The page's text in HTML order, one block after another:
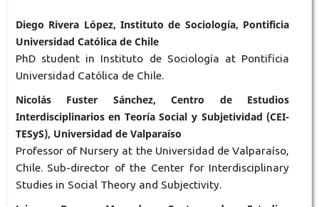
Diego Rivera López, Instituto de Sociología, Pontificia
Universidad Católica de Chile
PhD student in Instituto de Sociología at Pontificia
Universidad Católica de Chile.
Nicolás Fuster Sánchez, Centro de Estudios
Interdisciplinarios en Teoría Social y Subjetividad (CEI-
TESyS), Universidad de Valparaíso
Professor of Nursery at the Universidad de Valparaíso,
Chile. Sub-director of the Center for Interdisciplinary
Studies in Social Theory and Subjectivity.